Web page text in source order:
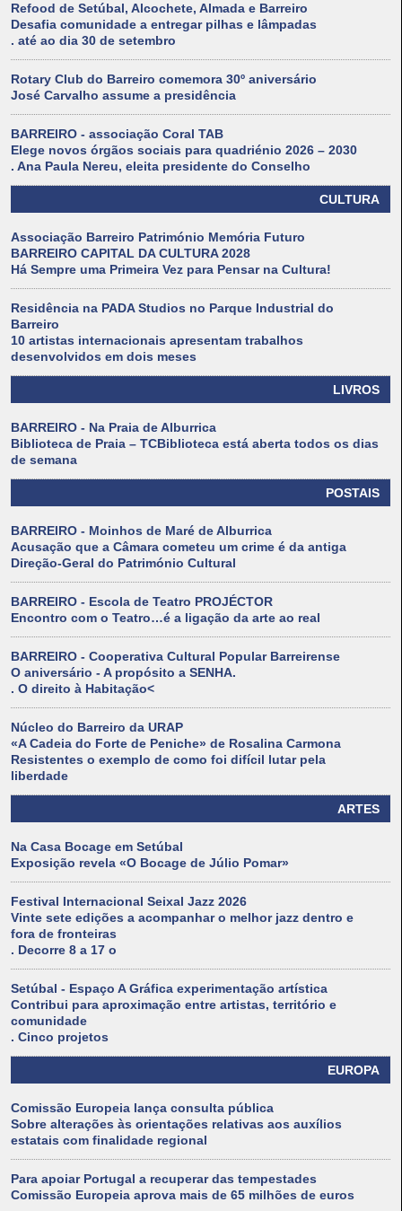
Refood de Setúbal, Alcochete, Almada e Barreiro
Desafia comunidade a entregar pilhas e lâmpadas
. até ao dia 30 de setembro
Rotary Club do Barreiro comemora 30º aniversário
José Carvalho assume a presidência
BARREIRO - associação Coral TAB
Elege novos órgãos sociais para quadriénio 2026 – 2030
. Ana Paula Nereu, eleita presidente do Conselho
CULTURA
Associação Barreiro Património Memória Futuro
BARREIRO CAPITAL DA CULTURA 2028
Há Sempre uma Primeira Vez para Pensar na Cultura!
Residência na PADA Studios no Parque Industrial do
Barreiro
10 artistas internacionais apresentam trabalhos
desenvolvidos em dois meses
LIVROS
BARREIRO - Na Praia de Alburrica
Biblioteca de Praia – TCBiblioteca está aberta todos os dias
de semana
POSTAIS
BARREIRO - Moinhos de Maré de Alburrica
Acusação que a Câmara cometeu um crime é da antiga
Direção-Geral do Património Cultural
BARREIRO - Escola de Teatro PROJÉCTOR
Encontro com o Teatro…é a ligação da arte ao real
BARREIRO - Cooperativa Cultural Popular Barreirense
O aniversário - A propósito a SENHA.
. O direito à Habitação<
Núcleo do Barreiro da URAP
«A Cadeia do Forte de Peniche» de Rosalina Carmona
Resistentes o exemplo de como foi difícil lutar pela
liberdade
ARTES
Na Casa Bocage em Setúbal
Exposição revela «O Bocage de Júlio Pomar»
Festival Internacional Seixal Jazz 2026
Vinte sete edições a acompanhar o melhor jazz dentro e
fora de fronteiras
. Decorre 8 a 17 o
Setúbal - Espaço A Gráfica experimentação artística
Contribui para aproximação entre artistas, território e
comunidade
. Cinco projetos
EUROPA
Comissão Europeia lança consulta pública
Sobre alterações às orientações relativas aos auxílios
estatais com finalidade regional
Para apoiar Portugal a recuperar das tempestades
Comissão Europeia aprova mais de 65 milhões de euros